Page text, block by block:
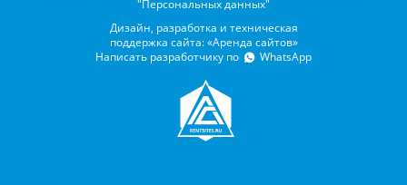
"Персональных данных"
Дизайн, разработка и техническая
поддержка сайта: «Аренда сайтов»
Написать разработчику по
WhatsApp